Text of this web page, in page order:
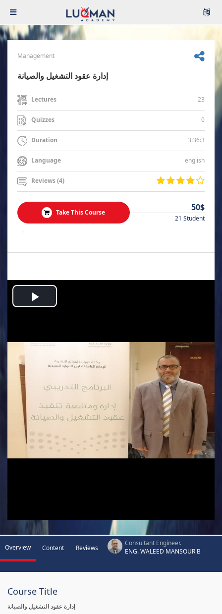
Management
إدارة عقود التشغيل والصيانة
Lectures 23
Quizzes 0
Duration 3:36:3
Language english
Reviews (4)
Take This Course 50$
21 Student
.
Play
Overview Content Reviews
Consultant Engineer.
ENG. WALEED MANSOUR B
Course Title
إدارة عقود التشغيل والصيانة